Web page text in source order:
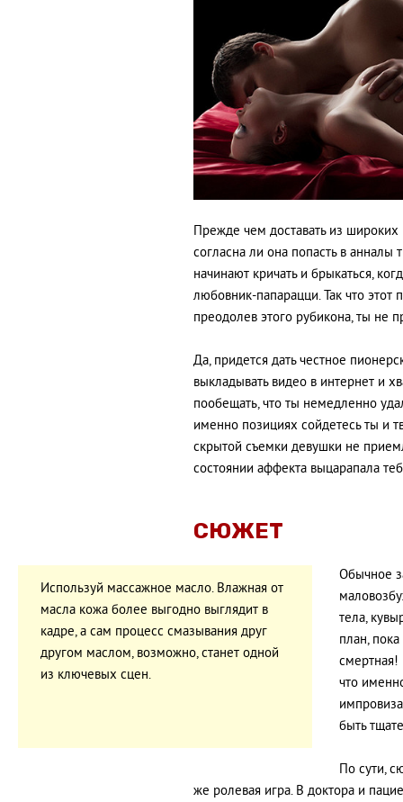
Прежде чем доставать из
согласна ли она попасть в
начинают кричать и брыкаться,
любовник-папарацци. Так что
преодолев этого рубикона, ты не
Да, придется дать честное
выкладывать видео в интернет и
пообещать, что ты немедленно
именно позициях сойдетесь ты и
скрытой съемки девушки не
состоянии аффекта выцарапала
СЮЖЕТ
Используй массажное масло. Влажная от
масла кожа более выгодно выглядит в
кадре, а сам процесс смазывания друг
другом маслом, возможно, станет одной
из ключевых сцен.
Обычное
тела,
план,
смертная!
что
быть
По сути,
же ролевая игра. В доктора и